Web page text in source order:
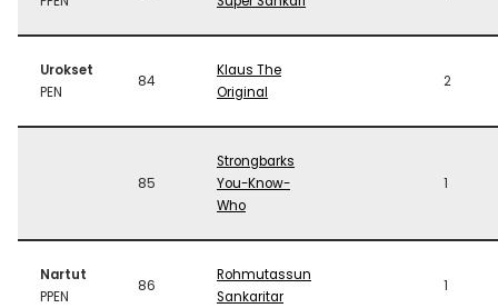
Urokset
PEN
84
Klaus The
Original
2
85
Strongbarks
You-Know-
Who
1
Nartut
PPEN
86
Rohmutassun
Sankaritar
1